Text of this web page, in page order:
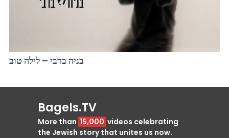
בניה ברבי – לילה טוב
Bagels.TV
More than 15,000 videos celebrating
the Jewish story that unites us now.